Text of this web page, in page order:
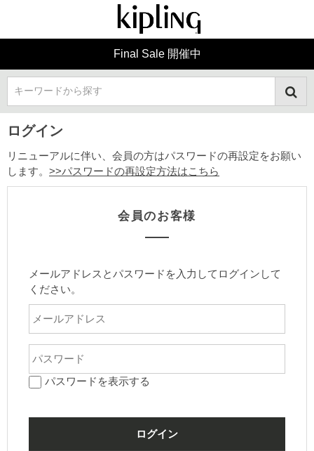
Final Sale 開催中
キーワードから探す
ログイン
リニューアルに伴い、会員の方はパスワードの再設定をお願い
します。 >>パスワードの再設定方法はこちら
会員のお客様
メールアドレスとパスワードを入力してログインして
ください。
パスワードを表示する